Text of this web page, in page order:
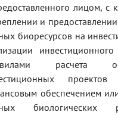
лицом, с
и
биоресурсов на
расчета
обеспечением
биологических